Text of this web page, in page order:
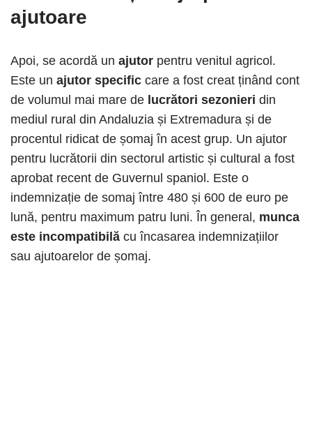
ajutoare
Apoi, se acordă un ajutor pentru venitul agricol.
Este un ajutor specific care a fost creat ținând cont
de volumul mai mare de lucrători sezonieri din
mediul rural din Andaluzia și Extremadura și de
procentul ridicat de șomaj în acest grup. Un ajutor
pentru lucrătorii din sectorul artistic și cultural a fost
aprobat recent de Guvernul spaniol. Este o
indemnizație de somaj între 480 și 600 de euro pe
lună, pentru maximum patru luni. În general, munca
este incompatibilă cu încasarea indemnizațiilor
sau ajutoarelor de șomaj.